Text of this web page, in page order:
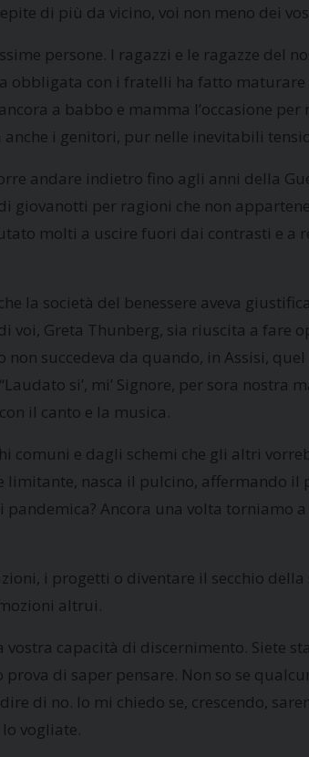
di più da vicino, voi non meno dei
persone. I ragazzi e le ragazze del
obbligata con i fratelli ha fatto
a babbo e mamma l’occasione
anche i genitori, pur nelle inevitabili
andare indietro fino agli anni della
giovanotti per ragioni che non
molti a uscire fuori dai contrasti e a
la società del benessere aveva
voi, Greta Thunberg, sia riuscita a fare
succedeva da quando, in Assisi,
si’, mi’ Signore, per sora nostra
il canto e la musica.
comuni e dagli schemi che gli altri
limitante, nasca il pulcino, affermando
Ancora una volta torniamo
i progetti o diventare il secchio
altrui.
capacità di discernimento. Siete
di saper pensare. Non so se
di no. Io mi chiedo se, crescendo,
vogliate.